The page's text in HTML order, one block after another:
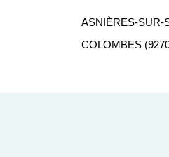
ASNIÈRES-SUR-
COLOMBES